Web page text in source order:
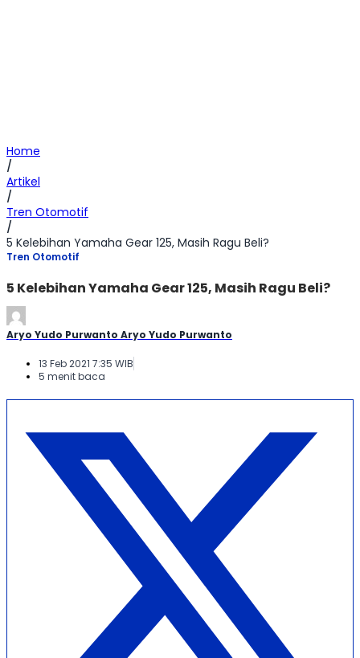
Home
/
Artikel
/
Tren Otomotif
/
5 Kelebihan Yamaha Gear 125, Masih Ragu Beli?
Tren Otomotif
5 Kelebihan Yamaha Gear 125, Masih Ragu Beli?
Aryo Yudo Purwanto Aryo Yudo Purwanto
13 Feb 2021 7:35 WIB
5 menit baca